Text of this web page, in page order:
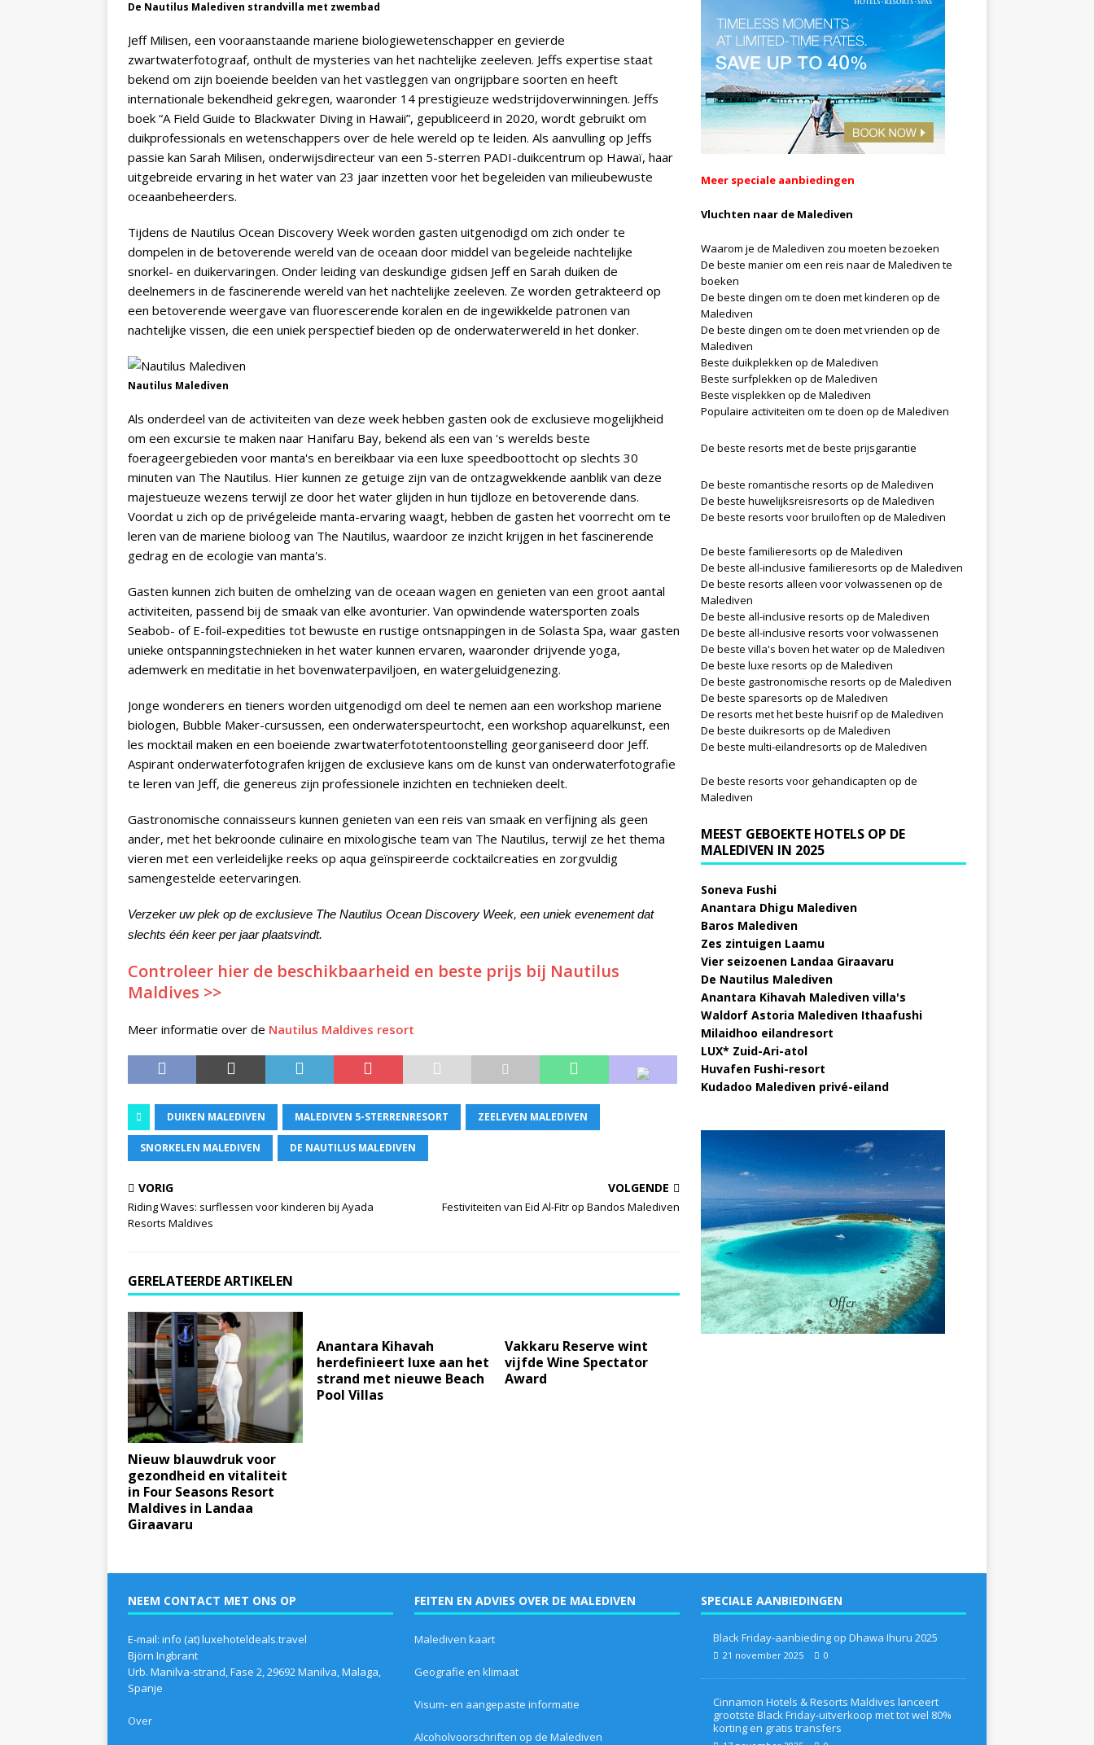
De Nautilus Malediven strandvilla met zwembad
Jeff Milisen, een vooraanstaande mariene biologiewetenschapper en gevierde
zwartwaterfotograaf, onthult de mysteries van het nachtelijke zeeleven. Jeffs expertise staat
bekend om zijn boeiende beelden van het vastleggen van ongrijpbare soorten en heeft
internationale bekendheid gekregen, waaronder 14 prestigieuze wedstrijdoverwinningen. Jeffs
boek “A Field Guide to Blackwater Diving in Hawaii”, gepubliceerd in 2020, wordt gebruikt om
duikprofessionals en wetenschappers over de hele wereld op te leiden. Als aanvulling op Jeffs
passie kan Sarah Milisen, onderwijsdirecteur van een 5-sterren PADI-duikcentrum op Hawaï, haar
uitgebreide ervaring in het water van 23 jaar inzetten voor het begeleiden van milieubewuste
oceaanbeheerders.
Tijdens de Nautilus Ocean Discovery Week worden gasten uitgenodigd om zich onder te
dompelen in de betoverende wereld van de oceaan door middel van begeleide nachtelijke
snorkel- en duikervaringen. Onder leiding van deskundige gidsen Jeff en Sarah duiken de
deelnemers in de fascinerende wereld van het nachtelijke zeeleven. Ze worden getrakteerd op
een betoverende weergave van fluorescerende koralen en de ingewikkelde patronen van
nachtelijke vissen, die een uniek perspectief bieden op de onderwaterwereld in het donker.
Nautilus Malediven
Als onderdeel van de activiteiten van deze week hebben gasten ook de exclusieve mogelijkheid
om een excursie te maken naar Hanifaru Bay, bekend als een van 's werelds beste
foerageergebieden voor manta's en bereikbaar via een luxe speedboottocht op slechts 30
minuten van The Nautilus. Hier kunnen ze getuige zijn van de ontzagwekkende aanblik van deze
majestueuze wezens terwijl ze door het water glijden in hun tijdloze en betoverende dans.
Voordat u zich op de privégeleide manta-ervaring waagt, hebben de gasten het voorrecht om te
leren van de mariene bioloog van The Nautilus, waardoor ze inzicht krijgen in het fascinerende
gedrag en de ecologie van manta's.
Gasten kunnen zich buiten de omhelzing van de oceaan wagen en genieten van een groot aantal
activiteiten, passend bij de smaak van elke avonturier. Van opwindende watersporten zoals
Seabob- of E-foil-expedities tot bewuste en rustige ontsnappingen in de Solasta Spa, waar gasten
unieke ontspanningstechnieken in het water kunnen ervaren, waaronder drijvende yoga,
ademwerk en meditatie in het bovenwaterpaviljoen, en watergeluidgenezing.
Jonge wonderers en tieners worden uitgenodigd om deel te nemen aan een workshop mariene
biologen, Bubble Maker-cursussen, een onderwaterspeurtocht, een workshop aquarelkunst, een
les mocktail maken en een boeiende zwartwaterfototentoonstelling georganiseerd door Jeff.
Aspirant onderwaterfotografen krijgen de exclusieve kans om de kunst van onderwaterfotografie
te leren van Jeff, die genereus zijn professionele inzichten en technieken deelt.
Gastronomische connaisseurs kunnen genieten van een reis van smaak en verfijning als geen
ander, met het bekroonde culinaire en mixologische team van The Nautilus, terwijl ze het thema
vieren met een verleidelijke reeks op aqua geïnspireerde cocktailcreaties en zorgvuldig
samengestelde eetervaringen.
Verzeker uw plek op de exclusieve The Nautilus Ocean Discovery Week, een uniek evenement dat
slechts één keer per jaar plaatsvindt.
Controleer hier de beschikbaarheid en beste prijs bij Nautilus
Maldives >>
Meer informatie over de Nautilus Maldives resort
DUIKEN MALEDIVEN MALEDIVEN 5-STERRENRESORT ZEELEVEN MALEDIVEN
SNORKELEN MALEDIVEN DE NAUTILUS MALEDIVEN
VORIG
Riding Waves: surflessen voor kinderen bij Ayada
Resorts Maldives
VOLGENDE
Festiviteiten van Eid Al-Fitr op Bandos Malediven
GERELATEERDE ARTIKELEN
Nieuw blauwdruk voor
gezondheid en vitaliteit
in Four Seasons Resort
Maldives in Landaa
Giraavaru
Anantara Kihavah
herdefinieert luxe aan het
strand met nieuwe Beach
Pool Villas
Vakkaru Reserve wint
vijfde Wine Spectator
Award
Meer speciale aanbiedingen
Vluchten naar de Malediven
Waarom je de Malediven zou moeten bezoeken
De beste manier om een reis naar de Malediven te
boeken
De beste dingen om te doen met kinderen op de
Malediven
De beste dingen om te doen met vrienden op de
Malediven
Beste duikplekken op de Malediven
Beste surfplekken op de Malediven
Beste visplekken op de Malediven
Populaire activiteiten om te doen op de Malediven
De beste resorts met de beste prijsgarantie
De beste romantische resorts op de Malediven
De beste huwelijksreisresorts op de Malediven
De beste resorts voor bruiloften op de Malediven
De beste familieresorts op de Malediven
De beste all-inclusive familieresorts op de Malediven
De beste resorts alleen voor volwassenen op de
Malediven
De beste all-inclusive resorts op de Malediven
De beste all-inclusive resorts voor volwassenen
De beste villa's boven het water op de Malediven
De beste luxe resorts op de Malediven
De beste gastronomische resorts op de Malediven
De beste sparesorts op de Malediven
De resorts met het beste huisrif op de Malediven
De beste duikresorts op de Malediven
De beste multi-eilandresorts op de Malediven
De beste resorts voor gehandicapten op de
Malediven
MEEST GEBOEKTE HOTELS OP DE
MALEDIVEN IN 2025
Soneva Fushi
Anantara Dhigu Malediven
Baros Malediven
Zes zintuigen Laamu
Vier seizoenen Landaa Giraavaru
De Nautilus Malediven
Anantara Kihavah Malediven villa's
Waldorf Astoria Malediven Ithaafushi
Milaidhoo eilandresort
LUX* Zuid-Ari-atol
Huvafen Fushi-resort
Kudadoo Malediven privé-eiland
NEEM CONTACT MET ONS OP
E-mail: info (at) luxehoteldeals.travel
Björn Ingbrant
Urb. Manilva-strand, Fase 2, 29692 Manilva, Malaga,
Spanje
Over
FEITEN EN ADVIES OVER DE MALEDIVEN
Malediven kaart
Geografie en klimaat
Visum- en aangepaste informatie
Alcoholvoorschriften op de Malediven
SPECIALE AANBIEDINGEN
Black Friday-aanbieding op Dhawa Ihuru 2025
21 november 2025 0
Cinnamon Hotels & Resorts Maldives lanceert
grootste Black Friday-uitverkoop met tot wel 80%
korting en gratis transfers